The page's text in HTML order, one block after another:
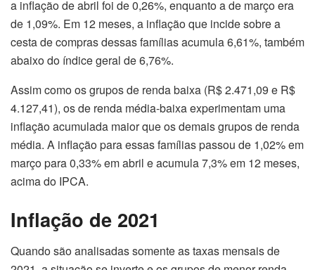
a inflação de abril foi de 0,26%, enquanto a de março era
de 1,09%. Em 12 meses, a inflação que incide sobre a
cesta de compras dessas famílias acumula 6,61%, também
abaixo do índice geral de 6,76%.
Assim como os grupos de renda baixa (R$ 2.471,09 e R$
4.127,41), os de renda média-baixa experimentam uma
inflação acumulada maior que os demais grupos de renda
média. A inflação para essas famílias passou de 1,02% em
março para 0,33% em abril e acumula 7,3% em 12 meses,
acima do IPCA.
Inflação de 2021
Quando são analisadas somente as taxas mensais de